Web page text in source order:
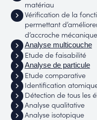
matériau
Vérification de la
permettant
d’accroche
Analyse multicouche
Etude de faisabilité
Analyse de particule
Etude comparative
Identification
Détection de tous les
Analyse qualitative
Analyse isotopique